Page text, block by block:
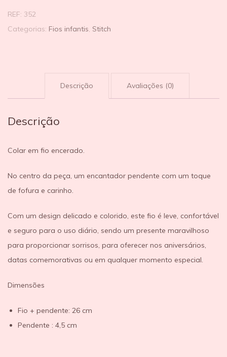
REF: 352
Categorias: Fios infantis, Stitch
Descrição Avaliações (0)
Descrição
Colar em fio encerado.
No centro da peça, um encantador pendente com um toque
de fofura e carinho.
Com um design delicado e colorido, este fio é leve, confortável
e seguro para o uso diário, sendo um presente maravilhoso
para proporcionar sorrisos, para oferecer nos aniversários,
datas comemorativas ou em qualquer momento especial.
Dimensões
Fio + pendente: 26 cm
Pendente : 4,5 cm